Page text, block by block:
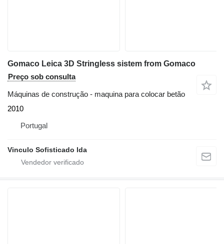
Gomaco Leica 3D Stringless sistem from Gomaco
Preço sob consulta
Máquinas de construção - maquina para colocar betão
2010
Portugal
Vinculo Sofisticado lda